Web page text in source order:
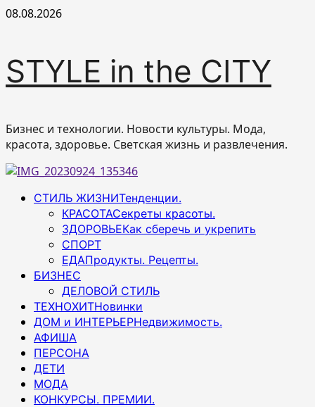
Перейти
08.08.2026
STYLE in the CITY
Бизнес и технологии. Новости культуры. Мода,
красота, здоровье. Светская жизнь и развлечения.
Основное
СТИЛЬ ЖИЗНИТенденции.
КРАСОТАСекреты красоты.
ЗДОРОВЬЕКак сберечь и укрепить
СПОРТ
ЕДАПродукты. Рецепты.
БИЗНЕС
ДЕЛОВОЙ СТИЛЬ
ТЕХНОХИТНовинки
ДОМ и ИНТЕРЬЕРНедвижимость.
АФИША
ПЕРСОНА
ДЕТИ
МОДА
КОНКУРСЫ. ПРЕМИИ.